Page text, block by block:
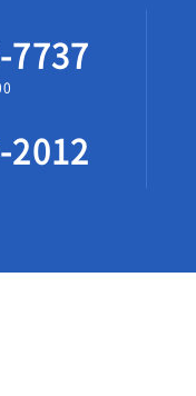
7737
2012